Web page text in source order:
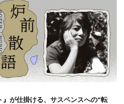
が仕掛ける、サスペンスへの“転